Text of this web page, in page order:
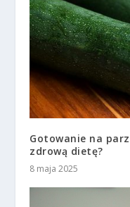
Gotowanie na
zdrową dietę?
8 maja 2025